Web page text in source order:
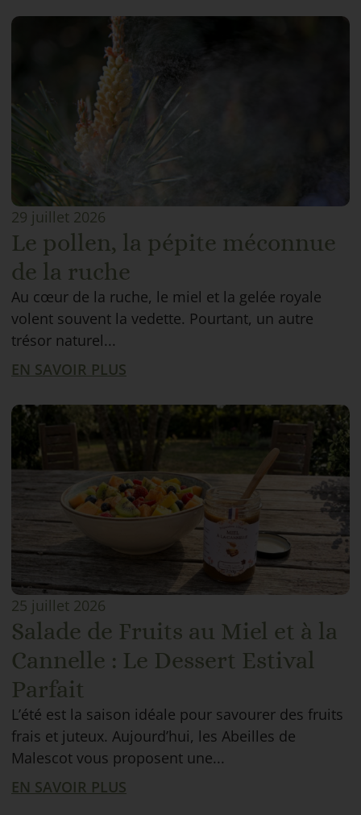
29 juillet 2026
Le pollen, la pépite méconnue
de la ruche
Au cœur de la ruche, le miel et la gelée royale
volent souvent la vedette. Pourtant, un autre
trésor naturel...
EN SAVOIR PLUS
25 juillet 2026
Salade de Fruits au Miel et à la
Cannelle : Le Dessert Estival
Parfait
L’été est la saison idéale pour savourer des fruits
frais et juteux. Aujourd’hui, les Abeilles de
Malescot vous proposent une...
EN SAVOIR PLUS